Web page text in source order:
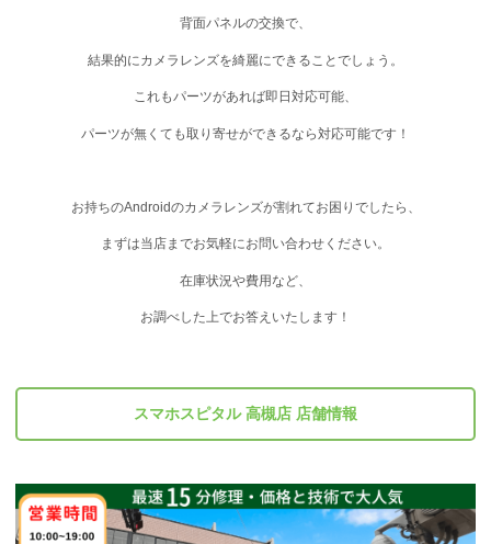
背面パネルの交換で、
結果的にカメラレンズを綺麗にできることでしょう。
これもパーツがあれば即日対応可能、
パーツが無くても取り寄せができるなら対応可能です！
お持ちのAndroidのカメラレンズが割れてお困りでしたら、
まずは当店までお気軽にお問い合わせください。
在庫状況や費用など、
お調べした上でお答えいたします！
スマホスピタル 高槻店 店舗情報